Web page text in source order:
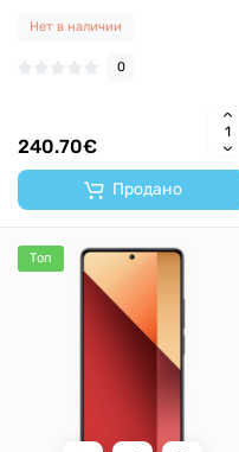
Нет в наличии
0
240.70€
Продано
Топ